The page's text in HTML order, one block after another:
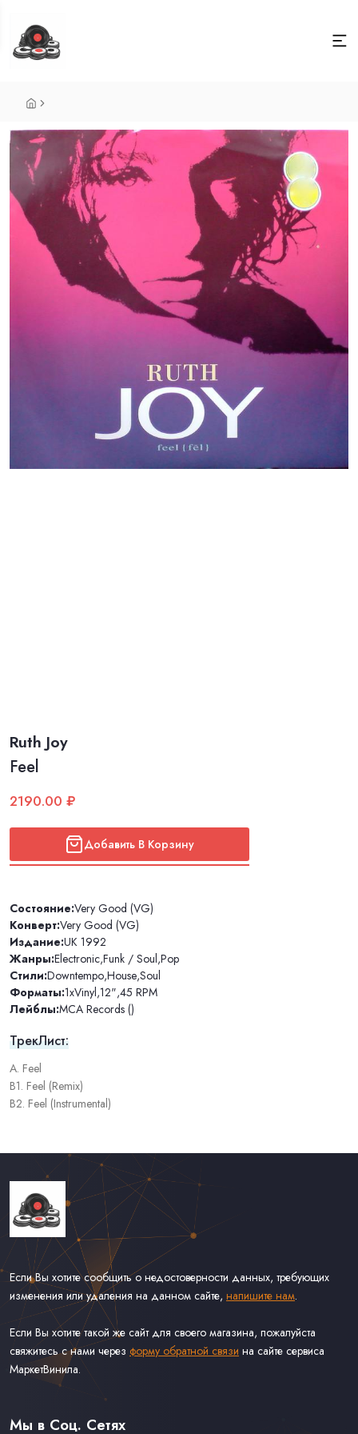
Ruth Joy
Feel
2190.00 ₽
Добавить В Корзину
Состояние:Very Good (VG)
Конверт:Very Good (VG)
Издание:UK 1992
Жанры:Electronic,Funk / Soul,Pop
Стили:Downtempo,House,Soul
Форматы:1xVinyl,12",45 RPM
Лейблы:MCA Records ()
ТрекЛист:
A. Feel
B1. Feel (Remix)
B2. Feel (Instrumental)
Если Вы хотите сообщить о недостоверности данных, требующих
изменения или удаления на данном сайте, напишите нам.
Если Вы хотите такой же сайт для своего магазина, пожалуйста
свяжитесь с нами через форму обратной связи на сайте сервиса
МаркетВинила.
Каталог Винила, CD и Кассет
Доставка и Оплата
Мы в Соц. Сетях